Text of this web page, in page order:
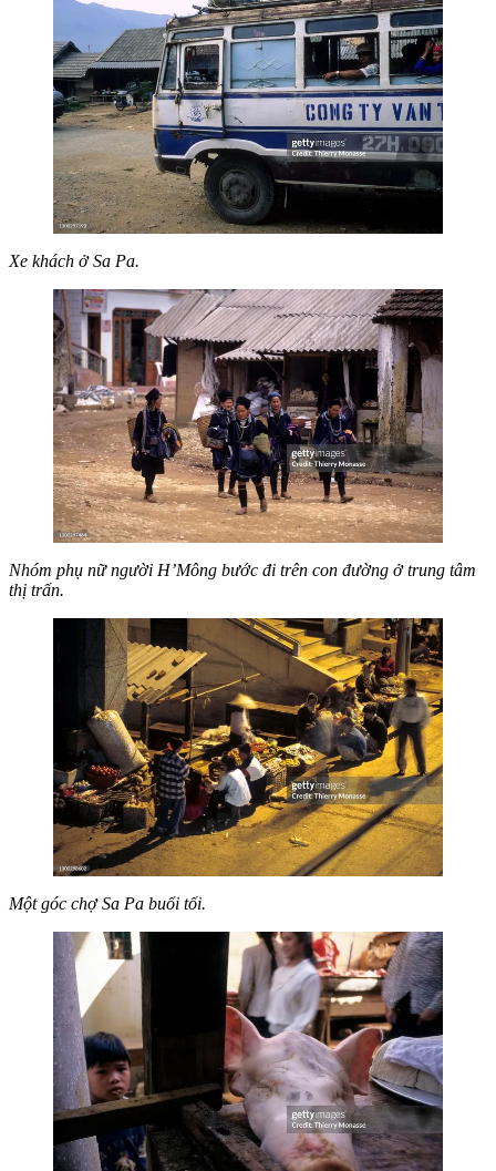
Xe khách ở Sa Pa.
Nhóm phụ nữ người H’Mông bước đi trên con đường ở trung tâm
thị trấn.
Một góc chợ Sa Pa buổi tối.